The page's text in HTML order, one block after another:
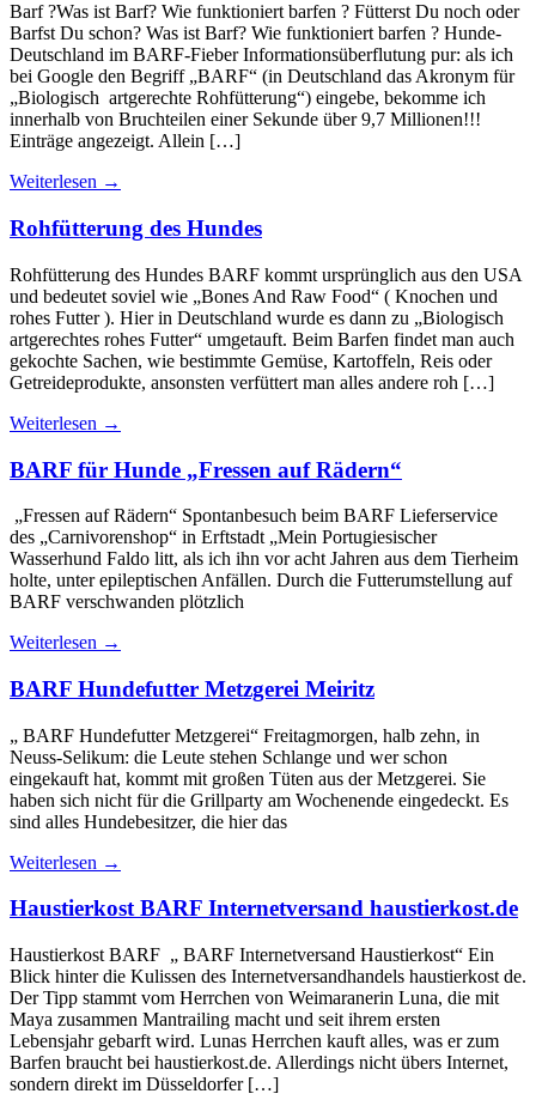
Barf ?Was ist Barf? Wie funktioniert barfen ? Fütterst Du noch oder
Barfst Du schon? Was ist Barf? Wie funktioniert barfen ? Hunde-
Deutschland im BARF-Fieber Informationsüberflutung pur: als ich
bei Google den Begriff „BARF“ (in Deutschland das Akronym für
„Biologisch artgerechte Rohfütterung“) eingebe, bekomme ich
innerhalb von Bruchteilen einer Sekunde über 9,7 Millionen!!!
Einträge angezeigt. Allein […]
Weiterlesen →
Rohfütterung des Hundes
Rohfütterung des Hundes BARF kommt ursprünglich aus den USA
und bedeutet soviel wie „Bones And Raw Food“ ( Knochen und
rohes Futter ). Hier in Deutschland wurde es dann zu „Biologisch
artgerechtes rohes Futter“ umgetauft. Beim Barfen findet man auch
gekochte Sachen, wie bestimmte Gemüse, Kartoffeln, Reis oder
Getreideprodukte, ansonsten verfüttert man alles andere roh […]
Weiterlesen →
BARF für Hunde „Fressen auf Rädern“
„Fressen auf Rädern“ Spontanbesuch beim BARF Lieferservice
des „Carnivorenshop“ in Erftstadt „Mein Portugiesischer
Wasserhund Faldo litt, als ich ihn vor acht Jahren aus dem Tierheim
holte, unter epileptischen Anfällen. Durch die Futterumstellung auf
BARF verschwanden plötzlich
Weiterlesen →
BARF Hundefutter Metzgerei Meiritz
„ BARF Hundefutter Metzgerei“ Freitagmorgen, halb zehn, in
Neuss-Selikum: die Leute stehen Schlange und wer schon
eingekauft hat, kommt mit großen Tüten aus der Metzgerei. Sie
haben sich nicht für die Grillparty am Wochenende eingedeckt. Es
sind alles Hundebesitzer, die hier das
Weiterlesen →
Haustierkost BARF Internetversand haustierkost.de
Haustierkost BARF „ BARF Internetversand Haustierkost“ Ein
Blick hinter die Kulissen des Internetversandhandels haustierkost de.
Der Tipp stammt vom Herrchen von Weimaranerin Luna, die mit
Maya zusammen Mantrailing macht und seit ihrem ersten
Lebensjahr gebarft wird. Lunas Herrchen kauft alles, was er zum
Barfen braucht bei haustierkost.de. Allerdings nicht übers Internet,
sondern direkt im Düsseldorfer […]